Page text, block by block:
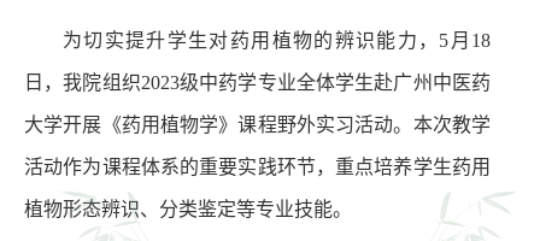
为切实提升学生对药用植物的辨识能力，5月18
日，我院组织2023级中药学专业全体学生赴广州中医药
大学开展《药用植物学》课程野外实习活动。本次教学
活动作为课程体系的重要实践环节，重点培养学生药用
植物形态辨识、分类鉴定等专业技能。